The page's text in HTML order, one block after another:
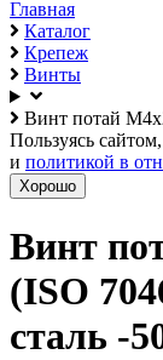
Главная
Каталог
Крепеж
Винты
Винт потай
Пользуясь
и политикой в
Хорошо
Винт
(ISO
сталь